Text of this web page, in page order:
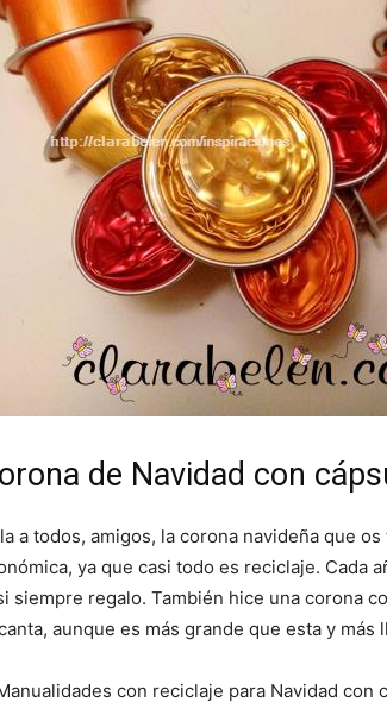
de Navidad con
a todos, amigos, la corona navideña que
ya que casi todo es reciclaje. Cada
siempre regalo. También hice una corona
aunque es más grande que esta y más